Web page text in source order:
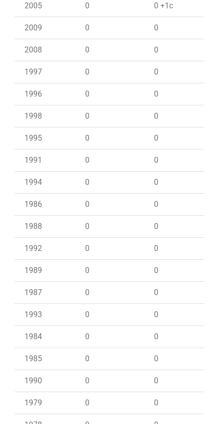
2005 0 0 +1c
2009 0 0
2008 0 0
1997 0 0
1996 0 0
1998 0 0
1995 0 0
1991 0 0
1994 0 0
1986 0 0
1988 0 0
1992 0 0
1989 0 0
1987 0 0
1993 0 0
1984 0 0
1985 0 0
1990 0 0
1979 0 0